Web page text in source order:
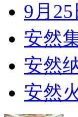
9月
安然
安然
安然